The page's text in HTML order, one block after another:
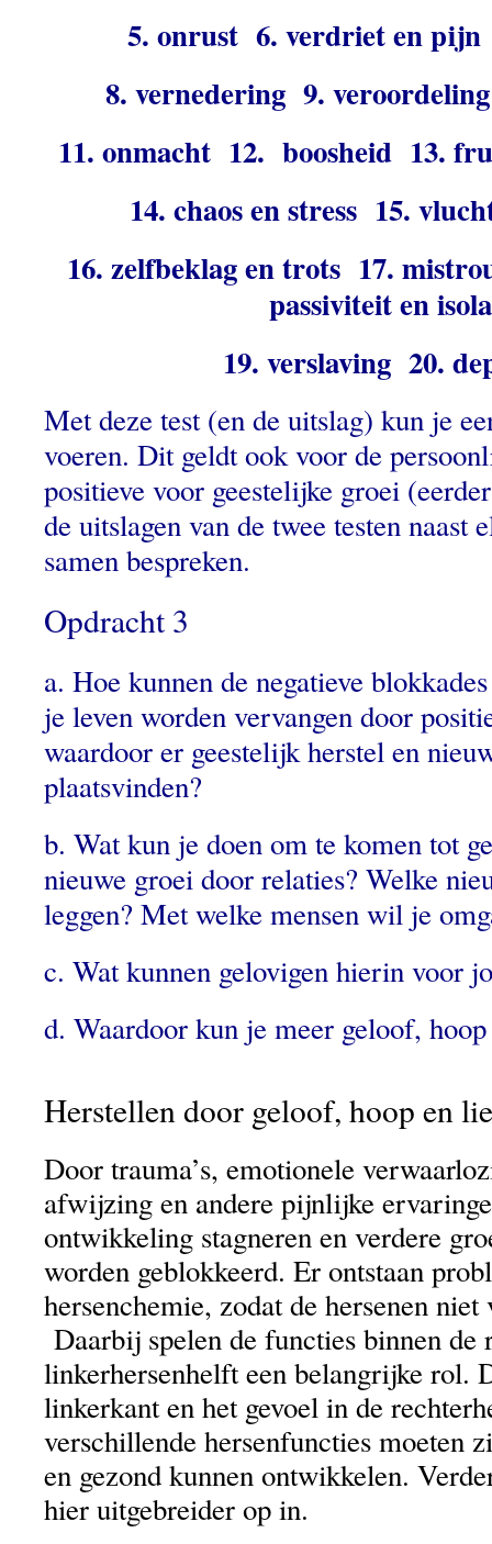
5. onrust 6. verdriet en
8. vernedering 9.
11. onmacht 12. boosheid 13.
14. chaos en stress 15.
16. zelfbeklag en trots 17.
passiviteit en
19. verslaving 20.
Met deze test (en de uitslag) kun je
voeren. Dit geldt ook voor de
positieve voor geestelijke groei
de uitslagen van de twee testen naast
samen bespreken.
Opdracht 3
a. Hoe kunnen de negatieve
je leven worden vervangen door
waardoor er geestelijk herstel en
plaatsvinden?
b. Wat kun je doen om te komen tot
nieuwe groei door relaties? Welke
leggen? Met welke mensen wil je
c. Wat kunnen gelovigen hierin voor
d. Waardoor kun je meer geloof,
Herstellen door geloof, hoop en
Door trauma’s, emotionele
afwijzing en andere pijnlijke
ontwikkeling stagneren en verdere
worden geblokkeerd. Er ontstaan
hersenchemie, zodat de hersenen
Daarbij spelen de functies binnen de
linkerhersenhelft een belangrijke rol.
linkerkant en het gevoel in de
verschillende hersenfuncties moeten
en gezond kunnen ontwikkelen.
hier uitgebreider op in.